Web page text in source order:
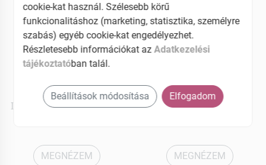
Loofco
Luffa szivacs fürdéshez 1
MEGNÉZEM
Loofco
Szív alakú luffa szivacs
MEGNÉZEM
cookie-kat használ. Szélesebb körű
funkcionalitáshoz (marketing, statisztika, személyre
szabás) egyéb cookie-kat engedélyezhet.
Részletesebb információkat azAdatkezelési
tájékoztatóban talál.
Beállítások módosítása Elfogadom